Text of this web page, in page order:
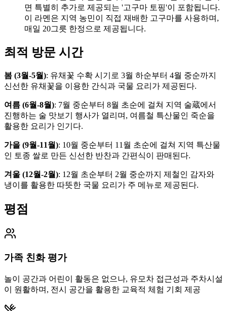
면 특별히 추가로 제공되는 '고구마 토핑'이 포함됩니다.
이 라멘은 지역 농민이 직접 재배한 고구마를 사용하며,
매일 20그릇 한정으로 제공됩니다.
최적 방문 시간
봄 (3월-5월): 유채꽃 수확 시기로 3월 하순부터 4월 중순까지
신선한 유채꽃을 이용한 간식과 국물 요리가 제공된다.
여름 (6월-8월): 7월 중순부터 8월 초순에 걸쳐 지역 술蔵에서
진행하는 술 맛보기 행사가 열리며, 여름철 특산물인 죽순을
활용한 요리가 인기다.
가을 (9월-11월): 10월 중순부터 11월 초순에 걸쳐 지역 특산물
인 토종 쌀로 만든 신선한 반찬과 간편식이 판매된다.
겨울 (12월-2월): 12월 초순부터 2월 중순까지 제철인 감자와
냉이를 활용한 따뜻한 국물 요리가 주 메뉴로 제공된다.
평점
가족 친화 평가
놀이 공간과 어린이 활동은 없으나, 유모차 접근성과 주차시설
이 원활하며, 전시 공간을 활용한 교육적 체험 기회 제공